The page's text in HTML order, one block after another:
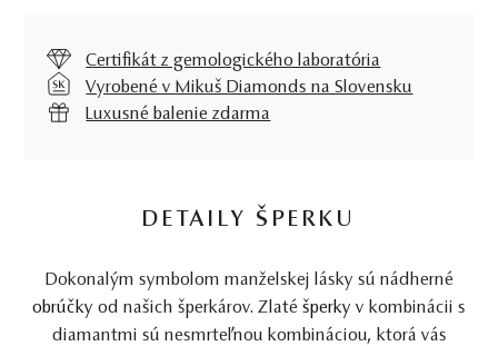
Certifikát z gemologického laboratória
Vyrobené v Mikuš Diamonds na Slovensku
Luxusné balenie zdarma
DETAILY ŠPERKU
Dokonalým symbolom manželskej lásky sú nádherné
obrúčky od našich šperkárov. Zlaté šperky v kombinácii s
diamantmi sú nesmrteľnou kombináciou, ktorá vás